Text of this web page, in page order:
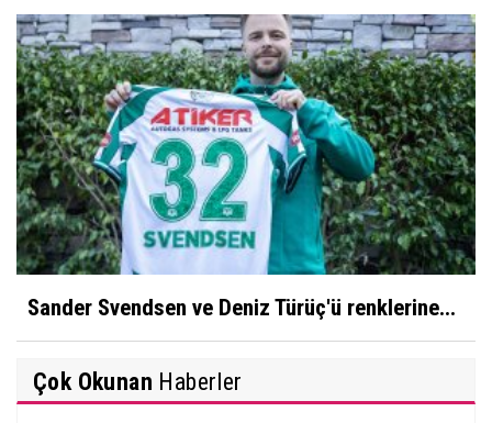
Sander Svendsen ve Deniz Türüç'ü renklerine...
Çok Okunan Haberler